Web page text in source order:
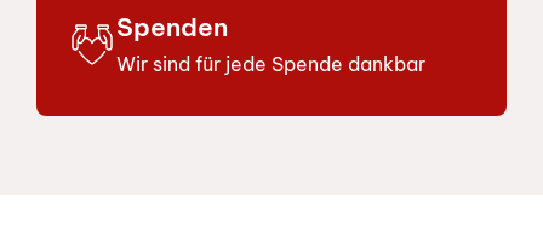
Spenden
Wir sind für jede Spende dankbar